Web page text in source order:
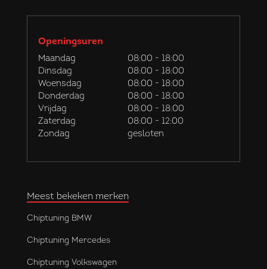
Openingsuren
Maandag
08:00 - 18:00
Dinsdag
08:00 - 18:00
Woensdag
08:00 - 18:00
Donderdag
08:00 - 18:00
Vrijdag
08:00 - 18:00
Zaterdag
08:00 - 12:00
Zondag
gesloten
Meest bekeken merken
Chiptuning BMW
Chiptuning Mercedes
Chiptuning Volkswagen